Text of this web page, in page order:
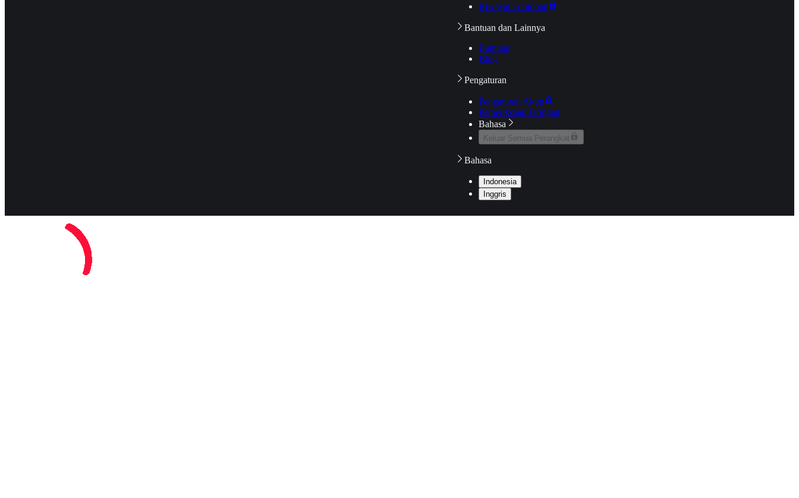
Riwayat Tontonan
Bantuan dan Lainnya
Bantuan
Blog
Pengaturan
Pengaturan Akun
Pemeriksaan Jaringan
Bahasa
Keluar Semua Perangkat
Bahasa
Indonesia
Inggris